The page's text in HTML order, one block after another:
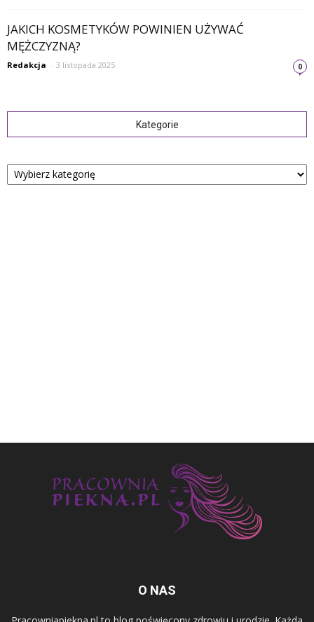
JAKICH KOSMETYKÓW POWINIEN UŻYWAĆ
MĘŻCZYZNĄ?
Redakcja - 3 listopada 2025 0
Kategorie
Kategorie
O NAS